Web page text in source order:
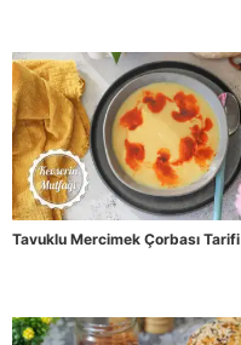
Tavuklu Mercimek Çorbası Tarifi